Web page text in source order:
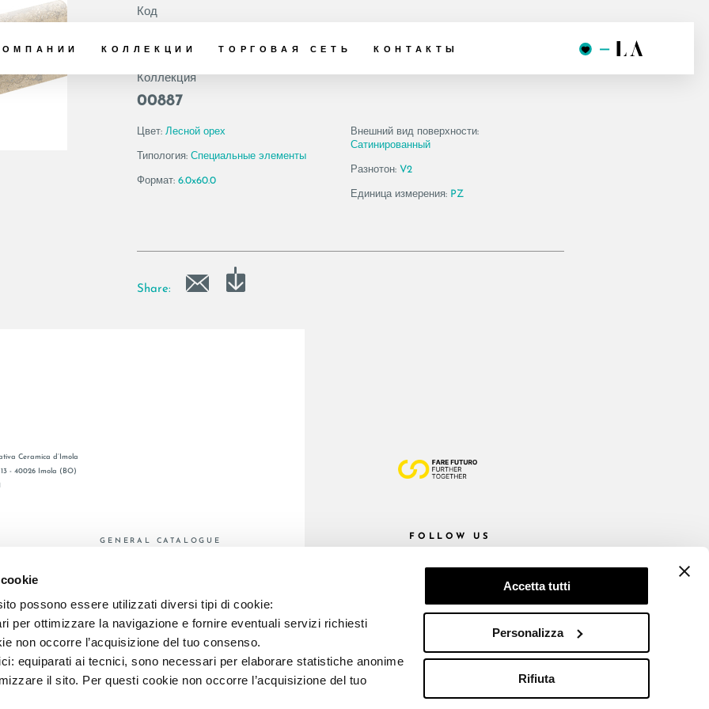
possono essere utilizzati diversi tipi di cookie:
per ottimizzare la navigazione e fornire eventuali servizi richiesti
non occorre l’acquisizione del tuo consenso.
equiparati ai tecnici, sono necessari per elaborare statistiche anonime
il sito. Per questi cookie non occorre l’acquisizione del tuo
Accetta tutti
Personalizza
Rifiuta
КОЛЛЕКЦИИ ТОРГОВАЯ СЕТЬ КОНТАКТЫ
Код
Коллекция
00887
Цвет: Лесной орех
Типология: Специальные элементы
Формат: 6.0x60.0
Внешний вид поверхности:
Сатинированный
Разнотон: V2
Единица измерения: PZ
Share:
Ceramica d’Imola
- 40026 Imola (BO)
СЕТЬ
GENERAL CATALOGUE FOLLOW US
E REG. IMPR. BO 00286900378 R.E.A. BO 5545